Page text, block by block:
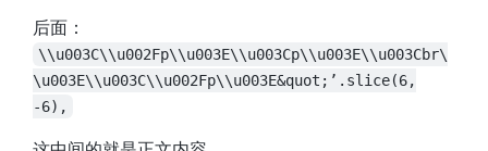
后面：
\\u003C\\u002Fp\\u003E\\u003Cp\\u003E\\u003Cbr\
\u003E\\u003C\\u002Fp\\u003E&quot;’.slice(6,
-6),